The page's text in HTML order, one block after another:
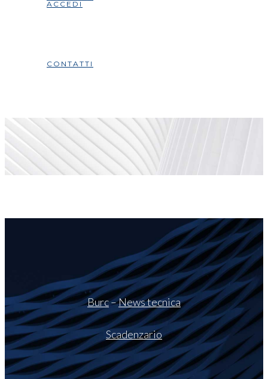
ACCEDI
CONTATTI
Burc–News tecnica
Scadenzario